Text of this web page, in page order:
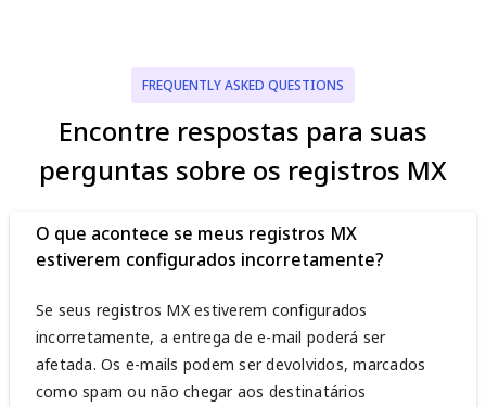
FREQUENTLY ASKED QUESTIONS
Encontre respostas para suas
perguntas sobre os registros MX
O que acontece se meus registros MX
estiverem configurados incorretamente?
Se seus registros MX estiverem configurados
incorretamente, a entrega de e-mail poderá ser
afetada. Os e-mails podem ser devolvidos, marcados
como spam ou não chegar aos destinatários